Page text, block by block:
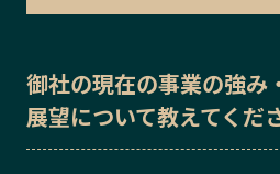
御社の現在の事業の強み
展望について教えてくだ